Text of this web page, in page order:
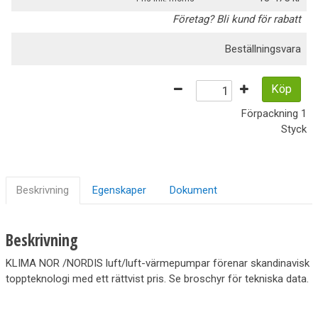
Företag? Bli kund för rabatt
Beställningsvara
Köp
Förpackning 1
Styck
Beskrivning Egenskaper Dokument
Beskrivning
KLIMA NOR /NORDIS luft/luft-värmepumpar förenar skandinavisk
toppteknologi med ett rättvist pris. Se broschyr för tekniska data.